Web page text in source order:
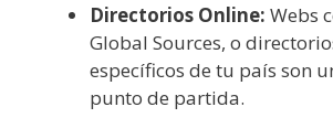
Directorios Online: Webs
Global Sources, o
específicos de tu país son
punto de partida.